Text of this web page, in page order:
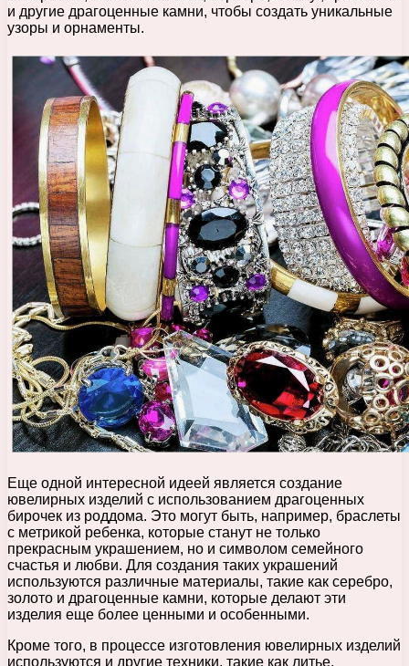
и другие драгоценные камни, чтобы создать уникальные
узоры и орнаменты.
Еще одной интересной идеей является создание
ювелирных изделий с использованием драгоценных
бирочек из роддома. Это могут быть, например, браслеты
с метрикой ребенка, которые станут не только
прекрасным украшением, но и символом семейного
счастья и любви. Для создания таких украшений
используются различные материалы, такие как серебро,
золото и драгоценные камни, которые делают эти
изделия еще более ценными и особенными.
Кроме того, в процессе изготовления ювелирных изделий
используются и другие техники, такие как литье,